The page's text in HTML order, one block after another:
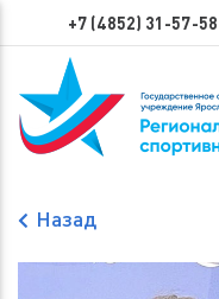
+7 (4852) 31-57-58
Назад